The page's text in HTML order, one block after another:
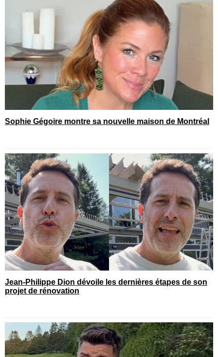
Sophie Gégoire montre sa nouvelle maison de Montréal
Jean-Philippe Dion dévoile les dernières étapes de son
projet de rénovation